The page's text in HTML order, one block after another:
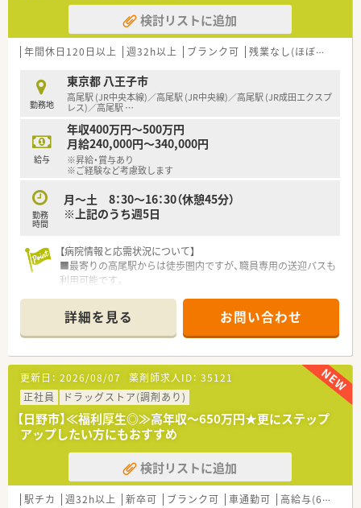
検討リストに追加
年間休日120日以上 週32h以上 ブランク可 残業なし(ほぼなし含む)
勤務地
東京都 八王子市
高尾駅 (JR中央本線)／高尾駅 (JR中央線)／高尾駅 (JR成田エクスプ
レス)／高尾駅 …
給与
年収400万円～500万円
月給240,000円～340,000円
※昇給・賞与あり
※ご経験など考慮致します
勤務
時間
月～土 8：30～16：30（休憩45分）
※上記のうち週5日
【病院情報と応需状況について】
■最寄りの高尾駅からは徒歩圏内ですが、職員専用の送迎バスも
利用可能です。
科の処方箋を応需しています。
■薬剤師は常勤5名とパート1名の計6名体制で協力しながら
日々の業務に取り組んでいます。
【募集背景と求める人物像について】
■今回は薬剤師体制のさらなる強化を目的とした欠員補充のた
めの募集です。
■チーム医療を大切にしているため、他職種と積極的に連携でき
る方を求めています。
■精神科領域における専門性を高めたいという強い意欲のある
方に最適な環境です。
【求人情報について】
■勤務時間は16時半までで残業もほぼなく
詳細を見る お問い合わせ
更新日： 2026/08/07 薬剤師求人ID： 35121
正社員
ドラッグストア(調剤あり)
【日野市】≪福利厚生◎≫高年収～650万円★更にステップ
アップしたい方にもおすすめ
検討リストに追加
駅チカ 週32h以上 新卒可 ブランク可 車通勤可 高給与(600万円以上)